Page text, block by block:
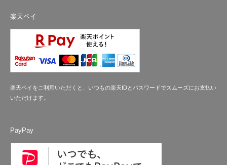
楽天ペイ
楽天ペイをご利用いただくと、いつもの楽天IDとパスワードでスムーズにお支払い
いただけます。
PayPay